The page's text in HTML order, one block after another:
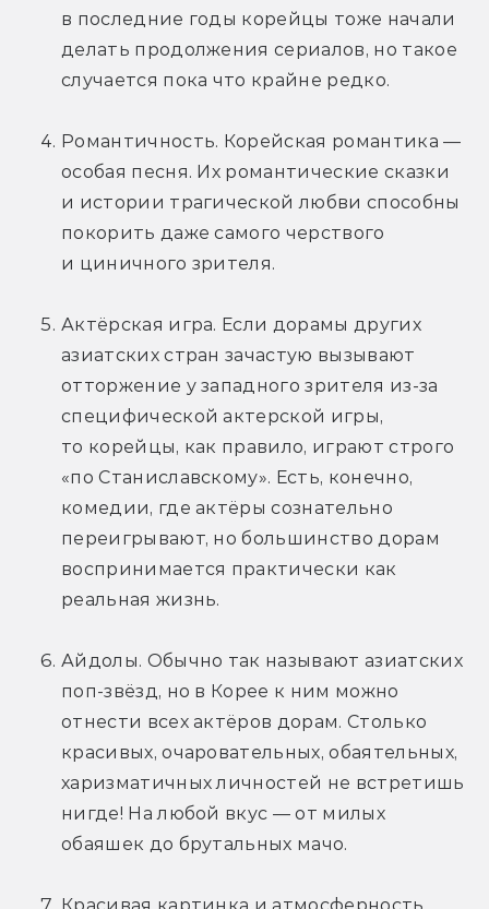
в последние годы корейцы тоже начали
делать продолжения сериалов, но такое
случается пока что крайне редко.
Романтичность. Корейская романтика —
особая песня. Их романтические сказки
и истории трагической любви способны
покорить даже самого черствого
и циничного зрителя.
Актёрская игра. Если дорамы других
азиатских стран зачастую вызывают
отторжение у западного зрителя из-за
специфической актерской игры,
то корейцы, как правило, играют строго
«по Станиславскому». Есть, конечно,
комедии, где актёры сознательно
переигрывают, но большинство дорам
воспринимается практически как
реальная жизнь.
Айдолы. Обычно так называют азиатских
поп-звёзд, но в Корее к ним можно
отнести всех актёров дорам. Столько
красивых, очаровательных, обаятельных,
харизматичных личностей не встретишь
нигде! На любой вкус — от милых
обаяшек до брутальных мачо.
Красивая картинка и атмосферность.